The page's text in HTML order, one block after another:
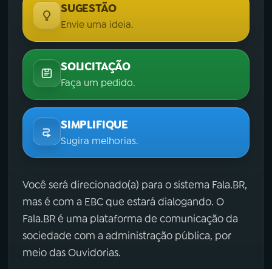
SUGESTÃO
Envie uma ideia.
SOLICITAÇÃO
Faça um pedido.
SIMPLIFIQUE
Sugira melhorias.
Você será direcionado(a) para o sistema Fala.BR,
mas é com a EBC que estará dialogando. O
Fala.BR é uma plataforma de comunicação da
sociedade com a administração pública, por
meio das Ouvidorias.